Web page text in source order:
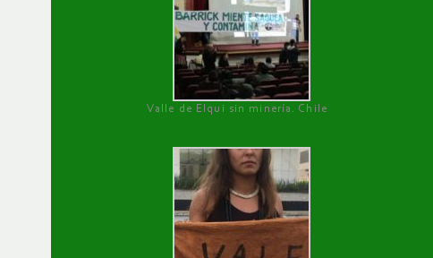
Valle de Elqui sin minería. Chile